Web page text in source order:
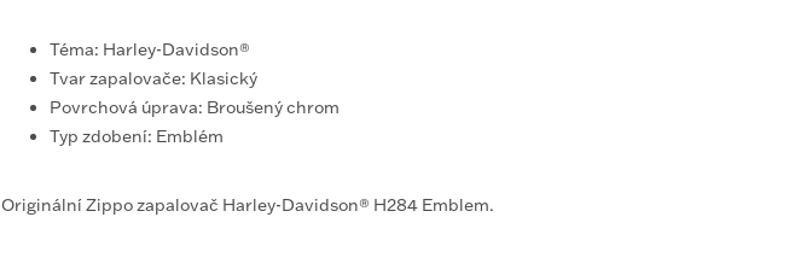
Téma: Harley-Davidson®
Tvar zapalovače: Klasický
Povrchová úprava: Broušený chrom
Typ zdobení: Emblém
Originální Zippo zapalovač Harley-Davidson® H284 Emblem.